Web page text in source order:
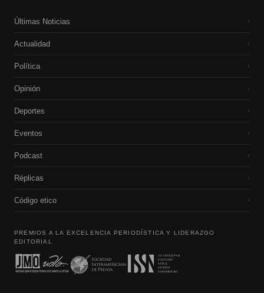
Últimas Noticias ›
Actualidad ›
Política ›
Opinión ›
Deportes ›
Eventos ›
Podcast ›
Réplicas ›
Código etico ›
PREMIOS A LA EXCELENCIA PERIODÍSTICA Y LIDERAZGO
EDITORIAL